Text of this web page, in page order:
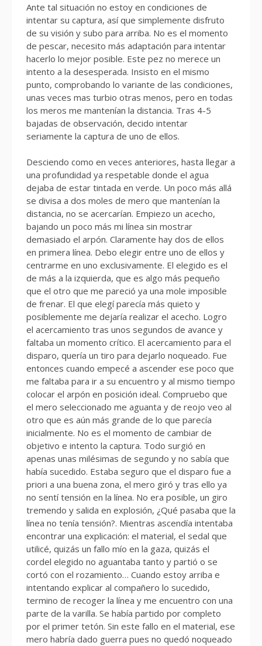
Ante tal situación no estoy en condiciones de
intentar su captura, así que simplemente disfruto
de su visión y subo para arriba. No es el momento
de pescar, necesito más adaptación para intentar
hacerlo lo mejor posible. Este pez no merece un
intento a la desesperada. Insisto en el mismo
punto, comprobando lo variante de las condiciones,
unas veces mas turbio otras menos, pero en todas
los meros me mantenían la distancia. Tras 4-5
bajadas de observación, decido intentar
seriamente la captura de uno de ellos.
Desciendo como en veces anteriores, hasta llegar a
una profundidad ya respetable donde el agua
dejaba de estar tintada en verde. Un poco más allá
se divisa a dos moles de mero que mantenían la
distancia, no se acercarían. Empiezo un acecho,
bajando un poco más mi línea sin mostrar
demasiado el arpón. Claramente hay dos de ellos
en primera línea. Debo elegir entre uno de ellos y
centrarme en uno exclusivamente. El elegido es el
de más a la izquierda, que es algo más pequeño
que el otro que me pareció ya una mole imposible
de frenar. El que elegí parecía más quieto y
posiblemente me dejaría realizar el acecho. Logro
el acercamiento tras unos segundos de avance y
faltaba un momento crítico. El acercamiento para el
disparo, quería un tiro para dejarlo noqueado. Fue
entonces cuando empecé a ascender ese poco que
me faltaba para ir a su encuentro y al mismo tiempo
colocar el arpón en posición ideal. Compruebo que
el mero seleccionado me aguanta y de reojo veo al
otro que es aún más grande de lo que parecía
inicialmente. No es el momento de cambiar de
objetivo e intento la captura. Todo surgió en
apenas unas milésimas de segundo y no sabía que
había sucedido. Estaba seguro que el disparo fue a
priori a una buena zona, el mero giró y tras ello ya
no sentí tensión en la línea. No era posible, un giro
tremendo y salida en explosión, ¿Qué pasaba que la
línea no tenía tensión?. Mientras ascendía intentaba
encontrar una explicación: el material, el sedal que
utilicé, quizás un fallo mío en la gaza, quizás el
cordel elegido no aguantaba tanto y partió o se
cortó con el rozamiento… Cuando estoy arriba e
intentando explicar al compañero lo sucedido,
termino de recoger la línea y me encuentro con una
parte de la varilla. Se había partido por completo
por el primer tetón. Sin este fallo en el material, ese
mero habría dado guerra pues no quedó noqueado